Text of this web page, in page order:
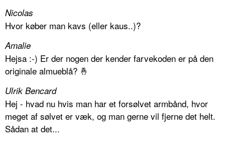
Nicolas
Hvor køber man kavs (eller kaus..)?
Amalie
Hejsa :-) Er der nogen der kender farvekoden er på den
originale almueblå? 🤞
Ulrik Bencard
Hej - hvad nu hvis man har et forsølvet armbånd, hvor
meget af sølvet er væk, og man gerne vil fjerne det helt.
Sådan at det...